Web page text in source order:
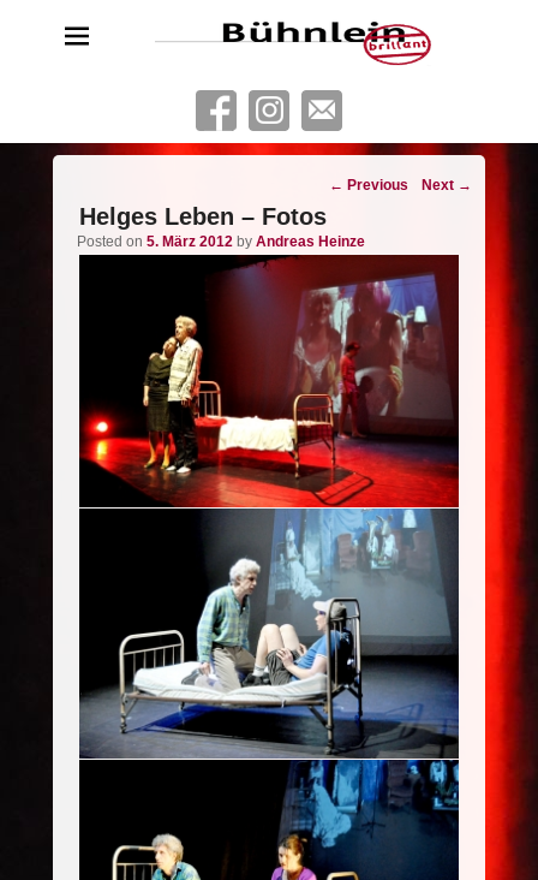
Bühnlein brillant
Freies Schauspielensemble aus Köln
Post
← Previous Next →
Helges Leben – Fotos
Posted on 5. März 2012 by Andreas Heinze